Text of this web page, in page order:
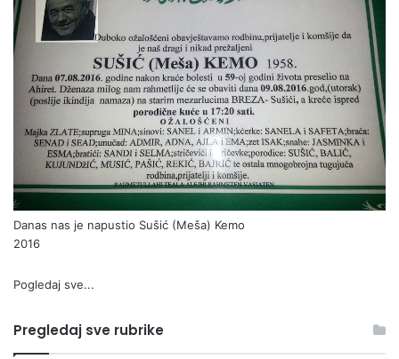
Danas nas je napustio Sušić (Meša) Kemo
2016
Pogledaj sve...
Pregledaj sve rubrike